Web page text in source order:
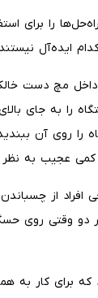
راه‌حل‌ها را
ایده‌آل
داخل مچ دست
را به جای
را روی آن
کمی عجیب به
افراد از
دو وقتی روی
که برای کار